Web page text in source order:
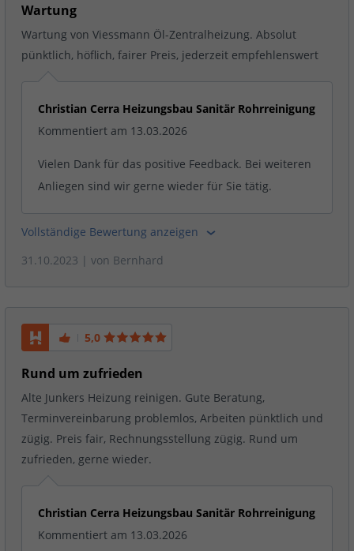
Wartung
Wartung von Viessmann Öl-Zentralheizung. Absolut
pünktlich, höflich, fairer Preis, jederzeit empfehlenswert
Christian Cerra Heizungsbau Sanitär Rohrreinigung
Kommentiert am 13.03.2026
Vielen Dank für das positive Feedback. Bei weiteren
Anliegen sind wir gerne wieder für Sie tätig.
Vollständige Bewertung anzeigen
31.10.2023 | von Bernhard
5,0
Rund um zufrieden
Alte Junkers Heizung reinigen. Gute Beratung,
Terminvereinbarung problemlos, Arbeiten pünktlich und
zügig. Preis fair, Rechnungsstellung zügig. Rund um
zufrieden, gerne wieder.
Christian Cerra Heizungsbau Sanitär Rohrreinigung
Kommentiert am 13.03.2026